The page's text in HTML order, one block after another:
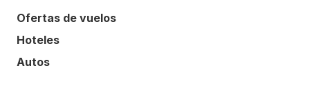
Ofertas de vuelos
Hoteles
Autos